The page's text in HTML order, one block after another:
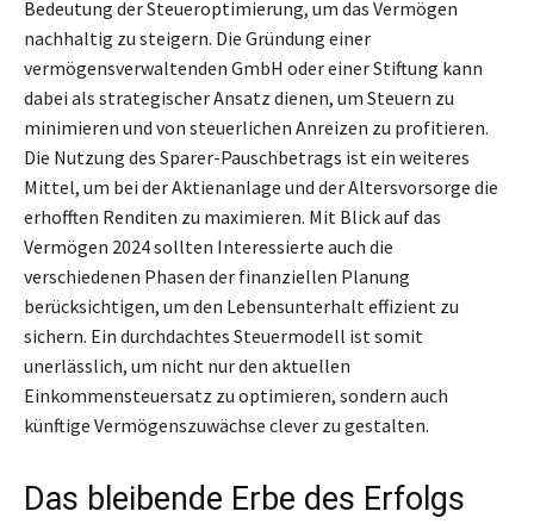
Bedeutung der Steueroptimierung, um das Vermögen
nachhaltig zu steigern. Die Gründung einer
vermögensverwaltenden GmbH oder einer Stiftung kann
dabei als strategischer Ansatz dienen, um Steuern zu
minimieren und von steuerlichen Anreizen zu profitieren.
Die Nutzung des Sparer-Pauschbetrags ist ein weiteres
Mittel, um bei der Aktienanlage und der Altersvorsorge die
erhofften Renditen zu maximieren. Mit Blick auf das
Vermögen 2024 sollten Interessierte auch die
verschiedenen Phasen der finanziellen Planung
berücksichtigen, um den Lebensunterhalt effizient zu
sichern. Ein durchdachtes Steuermodell ist somit
unerlässlich, um nicht nur den aktuellen
Einkommensteuersatz zu optimieren, sondern auch
künftige Vermögenszuwächse clever zu gestalten.
Das bleibende Erbe des Erfolgs